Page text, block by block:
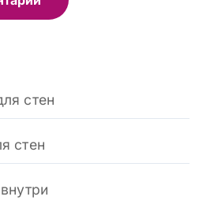
стен
стен